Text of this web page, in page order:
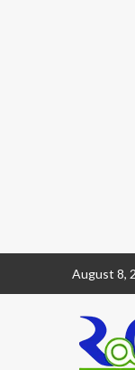
August 8,